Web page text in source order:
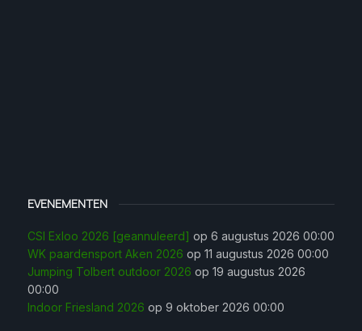
EVENEMENTEN
CSI Exloo 2026 [geannuleerd] op 6 augustus 2026 00:00
WK paardensport Aken 2026 op 11 augustus 2026 00:00
Jumping Tolbert outdoor 2026 op 19 augustus 2026
00:00
Indoor Friesland 2026 op 9 oktober 2026 00:00